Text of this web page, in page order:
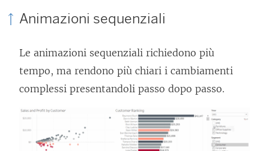
Animazioni sequenziali
Le animazioni sequenziali richiedono più
tempo, ma rendono più chiari i cambiamenti
complessi presentandoli passo dopo passo.